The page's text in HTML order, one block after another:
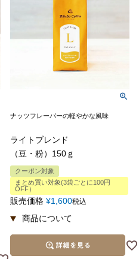
ナッツフレーバーの軽やかな風味
ライトブレンド
（豆・粉）150ｇ
クーポン対象
まとめ買い対象(3袋ごとに100円
OFF）
販売価格 ¥1,600税込